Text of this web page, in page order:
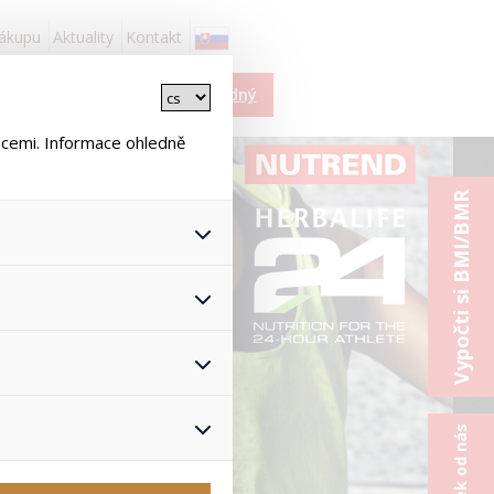
Vypočti si BMI/BMR
Aktuality Kontakt
Košík je prázdný
Informace ohledně
s uživáním cookies. Pro
nedokážeme zjistit
se nevhodným